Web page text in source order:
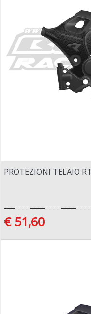
PROTEZIONI TELAIO
€ 51,60